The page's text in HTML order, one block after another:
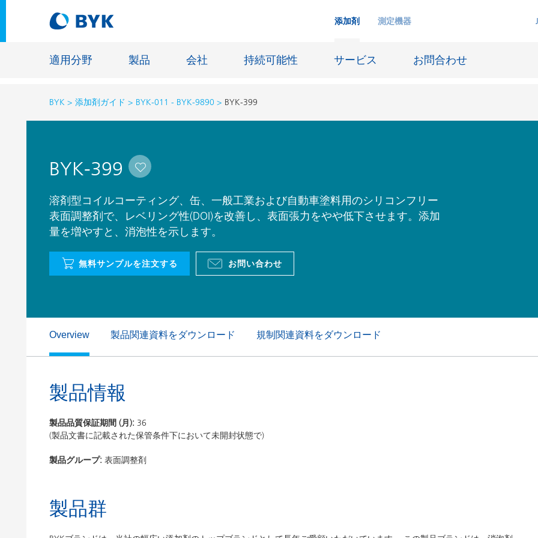
添加剤 測定機器
適用分野 製品 会社 持続可能性 サービス お問合わせ
適用分野別の推奨製品
接着剤およびシーリング材
建築塗料
自動車・車両用塗料
自動車補修塗料
缶コーティング
粘土（活性白土）触媒
ファイバーサイジング
床用塗料
ホームケアおよび業務・工業用洗浄剤
防食および船舶塗料
BYK 添加剤ガイド BYK-011 - BYK-9890 BYK-399
BYK-399
溶剤型コイルコーティング、缶、一般工業および自動車塗料用のシリコンフリー
表面調整剤で、レベリング性(DOI)を改善し、表面張力をやや低下させます。添加
量を増やすと、消泡性を示します。
無料サンプルを注文する お問い合わせ
Overview 製品関連資料をダウンロード 規制関連資料をダウンロード
製品情報
製品品質保証期間 (月): 36
(製品文書に記載された保管条件下において未開封状態で)
製品グループ: 表面調整剤
製品群